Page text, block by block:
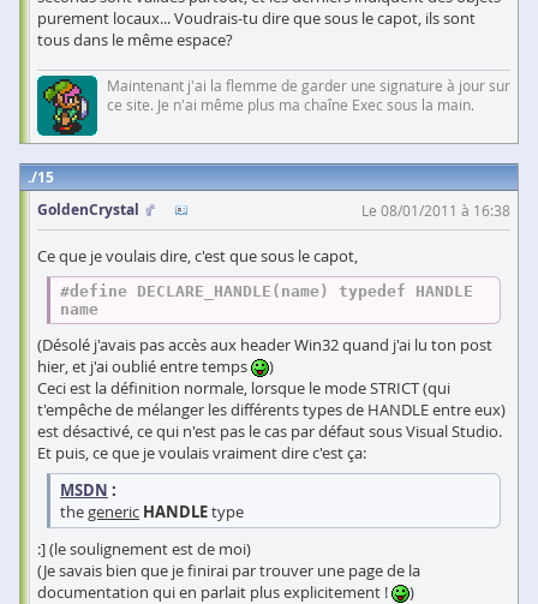
purement locaux... Voudrais-tu dire que sous le capot, ils sont
tous dans le même espace?
Maintenant j'ai la flemme de garder une signature à jour sur
ce site. Je n'ai même plus ma chaîne Exec sous la main.
15
GoldenCrystal
Le 08/01/2011 à 16:38
Ce que je voulais dire, c'est que sous le capot,
#define DECLARE_HANDLE(name) typedef HANDLE
name
(Désolé j'avais pas accès aux header Win32 quand j'ai lu ton post
hier, et j'ai oublié entre temps
)
Ceci est la définition normale, lorsque le mode STRICT (qui
t'empêche de mélanger les différents types de HANDLE entre eux)
est désactivé, ce qui n'est pas le cas par défaut sous Visual Studio.
Et puis, ce que je voulais vraiment dire c'est ça:
MSDN :
thegeneric HANDLEtype
:] (le soulignement est de moi)
(Je savais bien que je finirai par trouver une page de la
documentation qui en parlait plus explicitement !
)